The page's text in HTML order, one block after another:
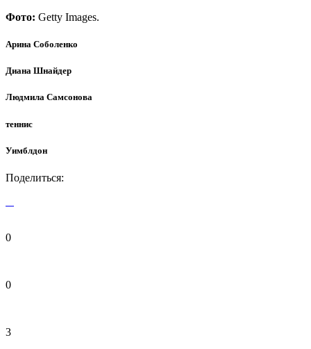
Фото: Getty Images.
Арина Соболенко
Диана Шнайдер
Людмила Самсонова
теннис
Уимблдон
Поделиться:
0
0
3